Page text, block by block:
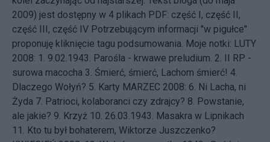
2009) jest dostępny w 4 plikach PDF: część I, część II,
część III, część IV Potrzebującym informacji "w pigułce"
proponuję kliknięcie tagu podsumowania . Moje notki: LUTY
2008: 1. 9.02.1943. Parośla - krwawe preludium. 2. II RP -
surowa macocha 3. Śmierć, śmierć, Lachom śmierć! 4.
Dlaczego Wołyń? 5. Karty MARZEC 2008: 6. Ni Lacha, ni
Żyda 7. Patrioci, kolaboranci czy zdrajcy? 8. Powstanie,
ale jakie? 9. Krzyż 10. 26.03.1943. Masakra w Lipnikach
11.
Kto tu był bohaterem, Wiktorze Juszczenko?